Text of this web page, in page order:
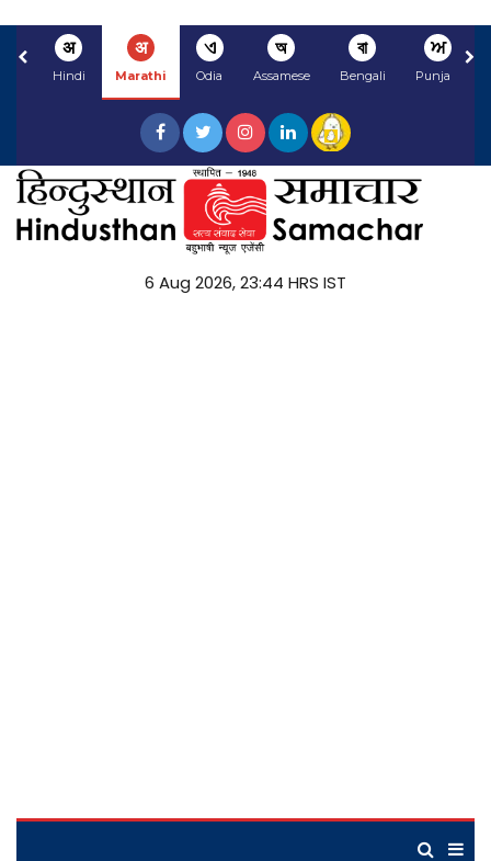
अ
Hindi
अ
Marathi
ଏ
Odia
অ
Assamese
বা
Bengali
ਅ
Punjabi
6 Aug 2026, 23:45 HRS IST